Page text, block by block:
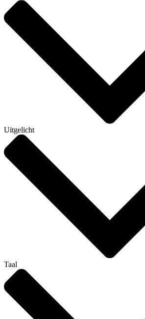
Uitgelicht
Taal